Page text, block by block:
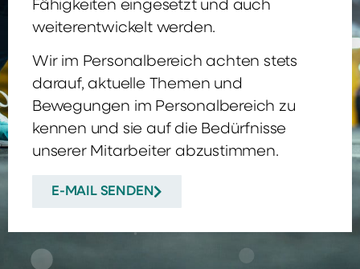
Fähigkeiten eingesetzt und auch
weiterentwickelt werden.
Wir im Personalbereich achten stets
darauf, aktuelle Themen und
Bewegungen im Personalbereich zu
kennen und sie auf die Bedürfnisse
unserer Mitarbeiter abzustimmen.
E-MAIL SENDEN